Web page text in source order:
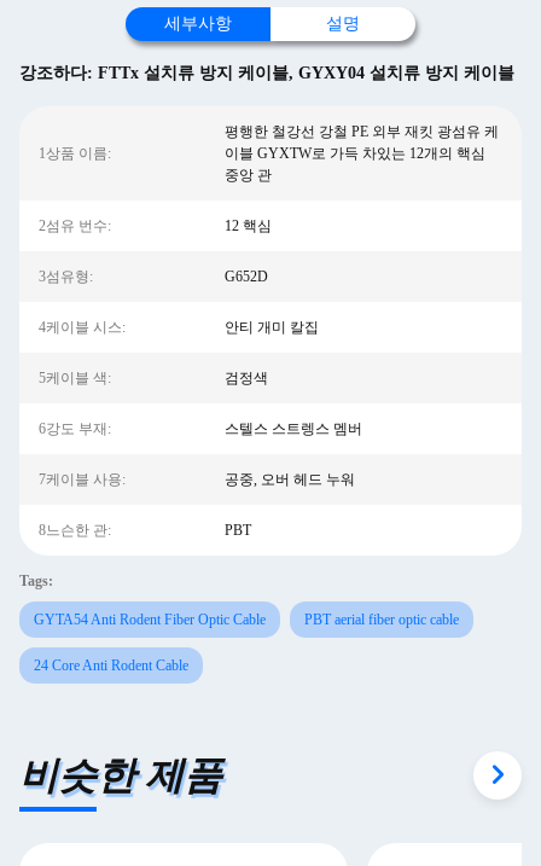
세부사항 설명
강조하다: FTTx 설치류 방지 케이블, GYXY04 설치류 방지 케이블
1상품 이름:
평행한 철강선 강철 PE 외부 재킷 광섬유 케
이블 GYXTW로 가득 차있는 12개의 핵심
중앙 관
2섬유 번수: 12 핵심
3섬유형: G652D
4케이블 시스: 안티 개미 칼집
5케이블 색: 검정색
6강도 부재: 스텔스 스트렝스 멤버
7케이블 사용: 공중, 오버 헤드 누워
8느슨한 관: PBT
Tags:
GYTA54 Anti Rodent Fiber Optic Cable PBT aerial fiber optic cable
24 Core Anti Rodent Cable
비슷한 제품